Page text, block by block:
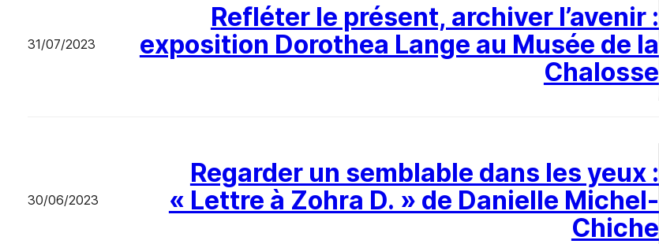
31/07/2023
Refléter le présent, archiver l’avenir :
exposition Dorothea Lange au Musée de la
Chalosse
30/06/2023
Regarder un semblable dans les yeux :
« Lettre à Zohra D. » de Danielle Michel-
Chiche